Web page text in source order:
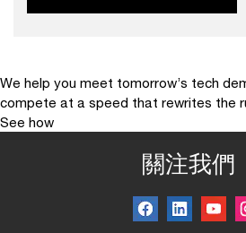
We help you meet tomorrow’s tech
compete at a speed that rewrites the
See how
關注我們